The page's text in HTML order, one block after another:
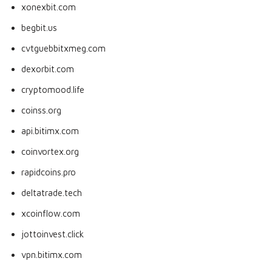
xonexbit.com
begbit.us
cvtguebbitxmeg.com
dexorbit.com
cryptomood.life
coinss.org
api.bitimx.com
coinvortex.org
rapidcoins.pro
deltatrade.tech
xcoinflow.com
jottoinvest.click
vpn.bitimx.com